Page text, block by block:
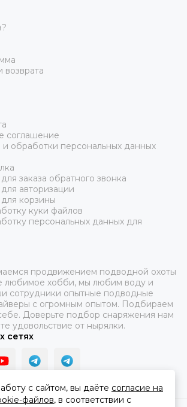
возврата
соглашение
обработки персональных данных
заказа обратного звонка
авторизации
корзины
куки файлов
персональных данных для
продвижением подводной охоты
любимое хобби, мы любим воду и
сотрудники опытные подводные
с огромным опытом. Подбираем
Доверьте подбор снаряжения нам
удовольствие от нырялки.
сетях
с сайтом, вы даёте согласие на
файлов, в соответствии с